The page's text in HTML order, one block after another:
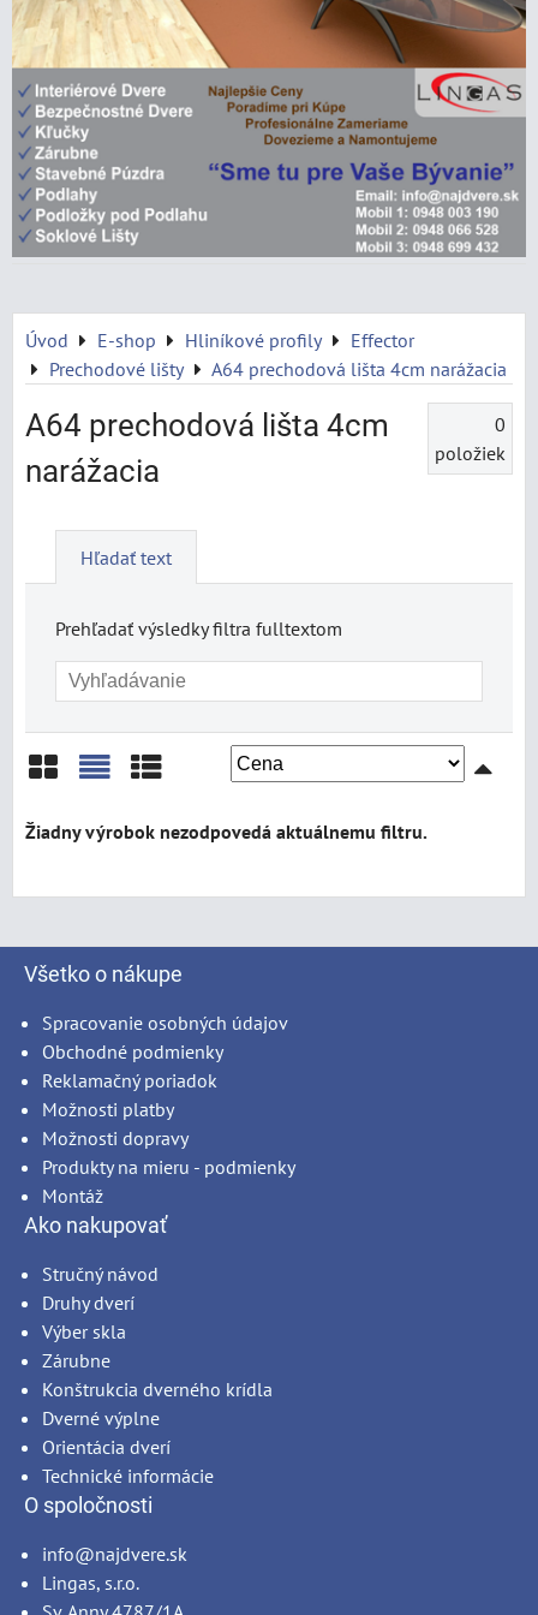
Úvod E-shop Hliníkové profily
Effector
Prechodové lišty
A64 prechodová lišta 4cm narážacia
A64 prechodová lišta 4cm
narážacia
0
položiek
Hľadať text
Prehľadať výsledky filtra fulltextom
Mriežka
Všetko o nákupe
Spracovanie osobných údajov
Obchodné podmienky
Reklamačný poriadok
Možnosti platby
Možnosti dopravy
Produkty na mieru - podmienky
Montáž
Ako nakupovať
Stručný návod
Druhy dverí
Výber skla
Zárubne
Konštrukcia dverného krídla
Dverné výplne
Orientácia dverí
Technické informácie
O spoločnosti
info@najdvere.sk
Lingas, s.r.o.